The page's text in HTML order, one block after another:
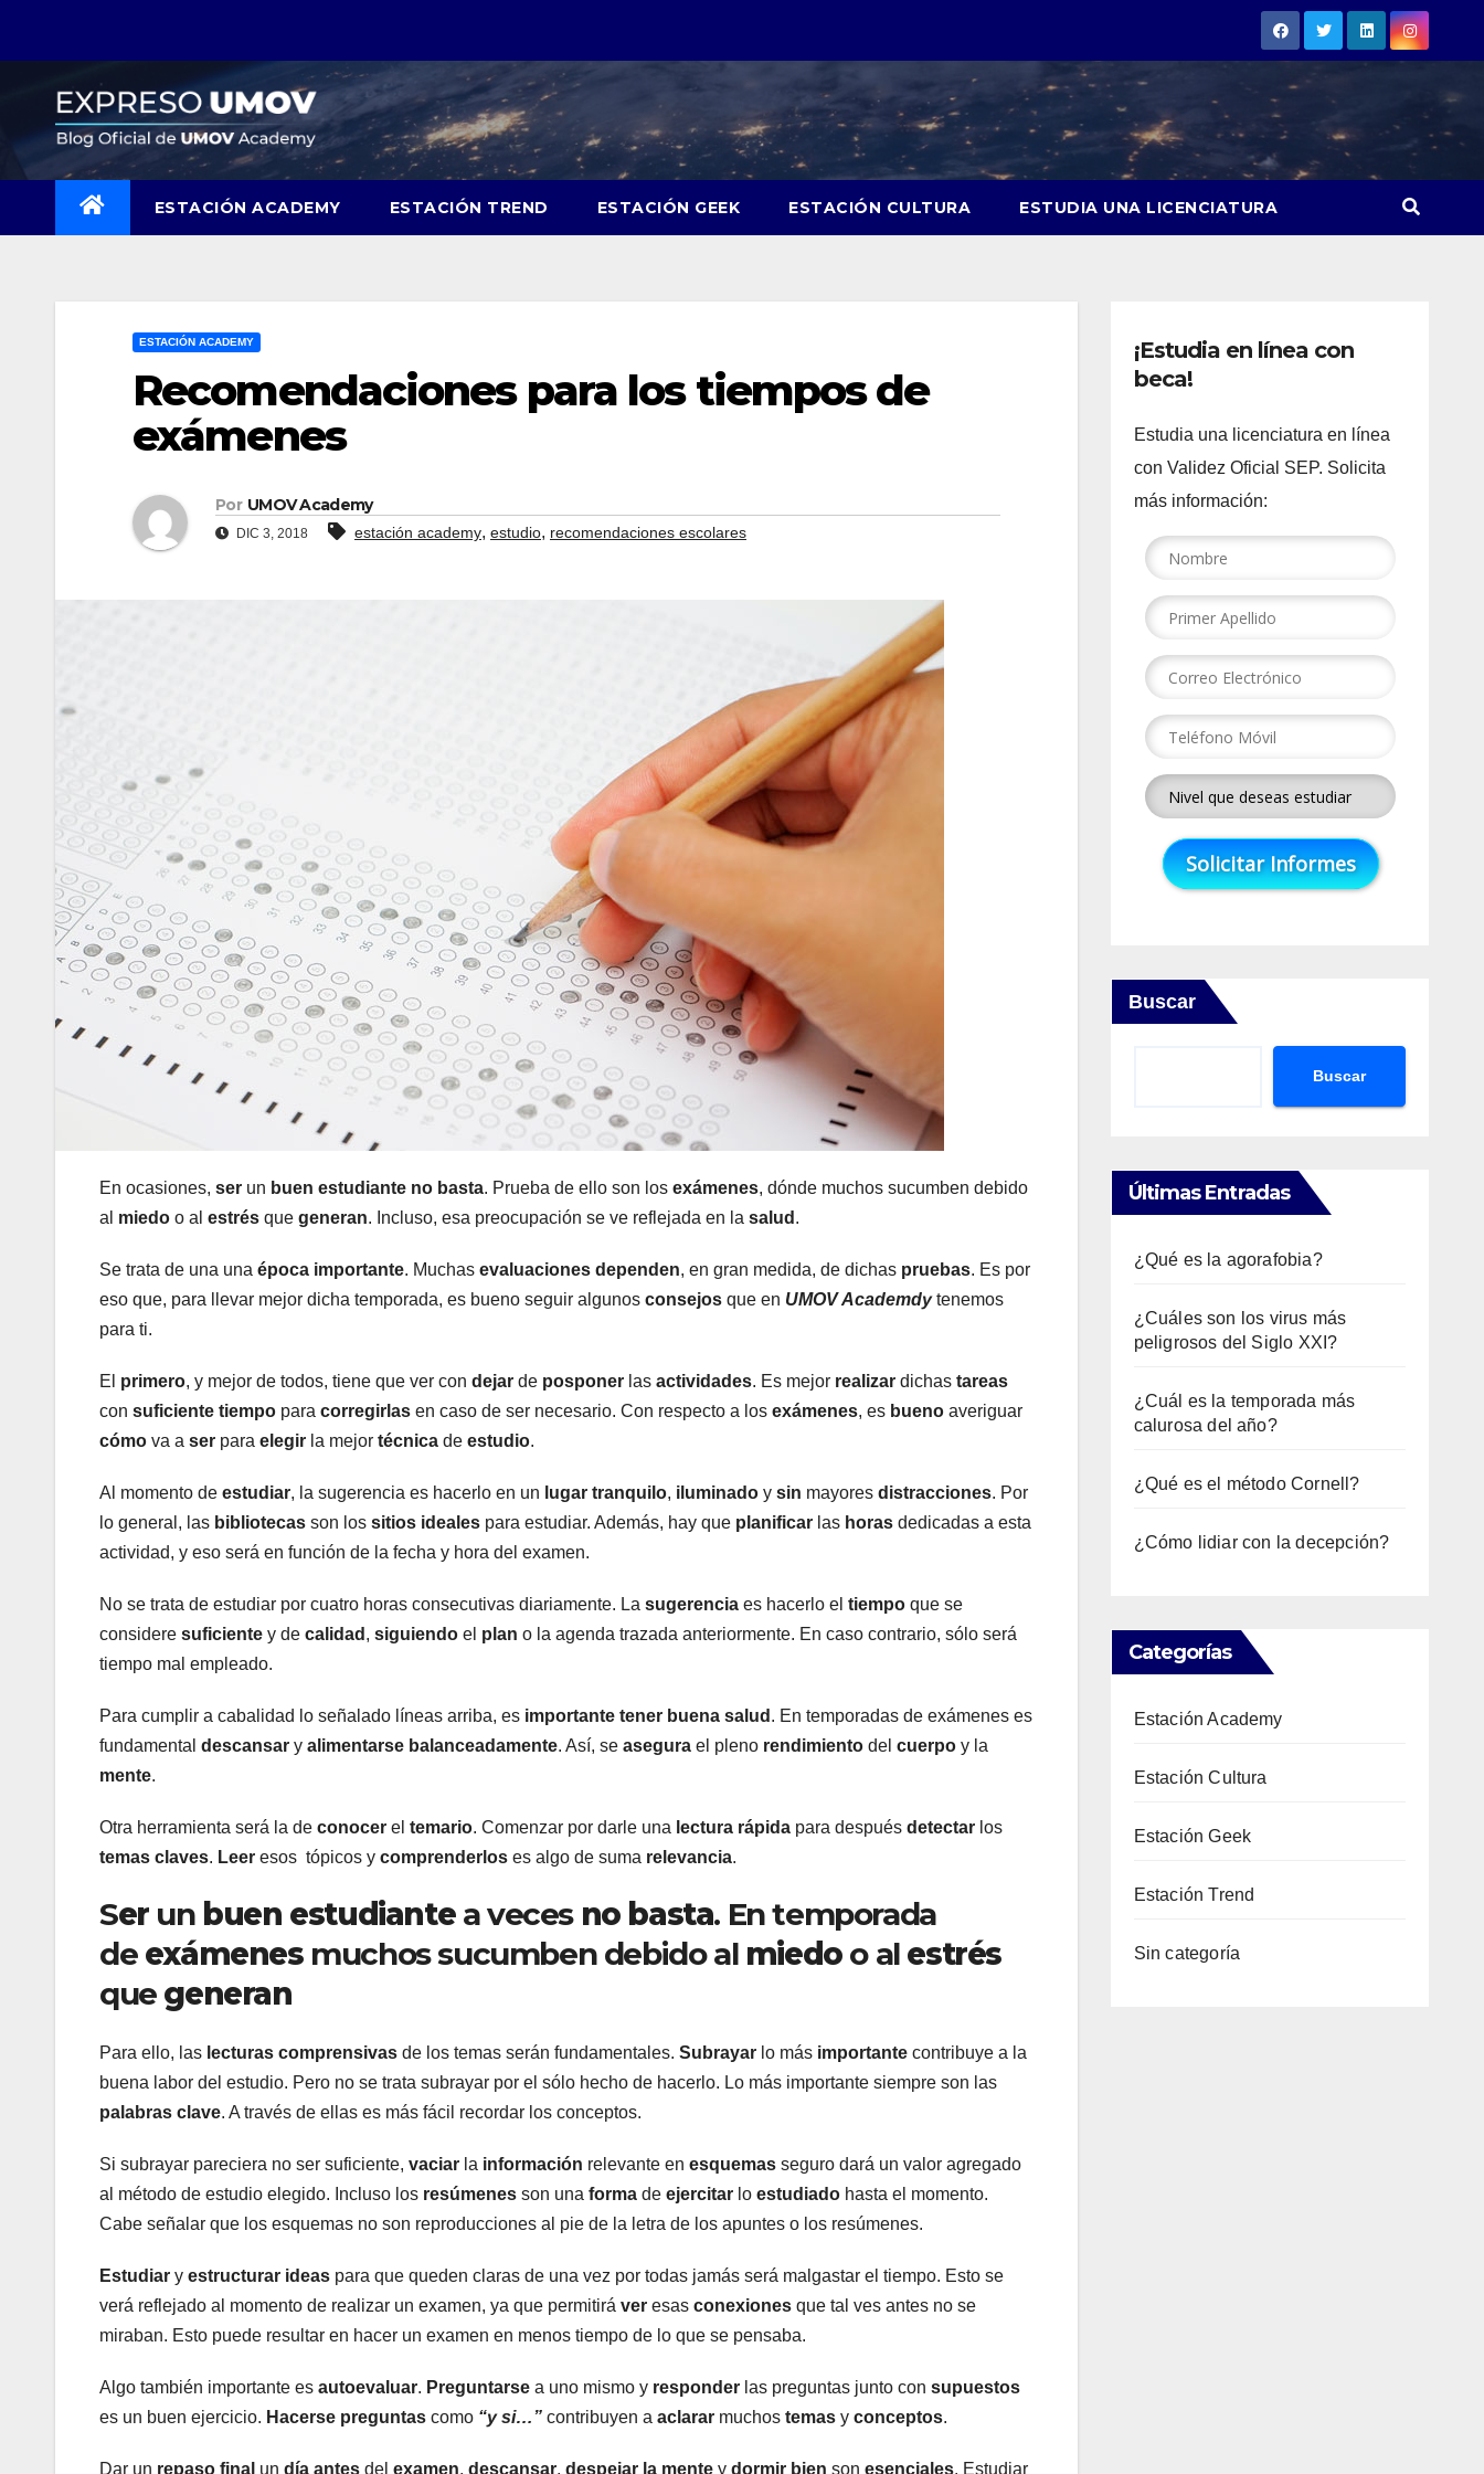
ESTACIÓN ACADEMY ESTACIÓN TREND ESTACIÓN GEEK ESTACIÓN CULTURA ESTUDIA UNA LICENCIATURA
ESTACIÓN ACADEMY
Recomendaciones para los tiempos de
exámenes
Por UMOV Academy
DIC 3, 2018 estación academy, estudio, recomendaciones escolares
En ocasiones, ser un buen estudiante no basta. Prueba de ello son los exámenes, dónde muchos sucumben debido
al miedo o al estrés que generan. Incluso, esa preocupación se ve reflejada en la salud .
Se trata de una una época importante. Muchas evaluaciones dependen, en gran medida, de dichas pruebas. Es por
eso que, para llevar mejor dicha temporada, es bueno seguir algunos consejos que en UMOV Academdytenemos
para ti.
El primero, y mejor de todos, tiene que ver con dejar de posponer las actividades. Es mejor realizar dichas tareas
con suficiente tiempo para corregirlas en caso de ser necesario. Con respecto a los exámenes, es bueno averiguar
cómo va a ser para elegir la mejor técnica de estudio.
Al momento de estudiar, la sugerencia es hacerlo en un lugar tranquilo, iluminado y sin mayores distracciones. Por
lo general, las bibliotecas son los sitios ideales para estudiar. Además, hay que planificar las horas dedicadas a esta
actividad, y eso será en función de la fecha y hora del examen.
No se trata de estudiar por cuatro horas consecutivas diariamente. La sugerencia es hacerlo el tiempo que se
considere suficiente y de calidad , siguiendo el plan o la agenda trazada anteriormente. En caso contrario, sólo será
tiempo mal empleado.
Para cumplir a cabalidad lo señalado líneas arriba, es importante tener buena salud . En temporadas de exámenes es
fundamental descansar y alimentarse balanceadamente. Así, se asegura el pleno rendimiento del cuerpo y la
mente.
Otra herramienta será la de conocer el temario. Comenzar por darle una lectura rápida para después detectar los
temas claves. Leer esos tópicos y comprenderlos es algo de suma relevancia.
Serun buen estudiantea veces no basta. En temporada
de exámenesmuchos sucumben debido al miedoo al estrés
que generan
Para ello, las lecturas comprensivas de los temas serán fundamentales. Subrayar lo más importante contribuye a la
buena labor del estudio. Pero no se trata subrayar por el sólo hecho de hacerlo. Lo más importante siempre son las
palabras clave. A través de ellas es más fácil recordar los conceptos.
Si subrayar pareciera no ser suficiente, vaciar la información relevante en esquemas seguro dará un valor agregado
al método de estudio elegido. Incluso los resúmenes son una forma de ejercitar lo estudiado hasta el momento.
Cabe señalar que los esquemas no son reproducciones al pie de la letra de los apuntes o los resúmenes.
Estudiar y estructurar ideas para que queden claras de una vez por todas jamás será malgastar el tiempo. Esto se
verá reflejado al momento de realizar un examen, ya que permitirá ver esas conexiones que tal ves antes no se
miraban. Esto puede resultar en hacer un examen en menos tiempo de lo que se pensaba.
Algo también importante es autoevaluar. Preguntarse a uno mismo y responder las preguntas junto con supuestos
es un buen ejercicio. Hacerse preguntas como “y si…” contribuyen a aclarar muchos temas y conceptos.
Dar un repaso final un día antes del examen, descansar, despejar la mente y dormir bien son esenciales. Estudiar
¡Estudia en línea con
beca!
Estudia una licenciatura en línea
con Validez Oficial SEP. Solicita
más información:
Buscar
Buscar
Últimas Entradas
¿Qué es la agorafobia?
¿Cuáles son los virus más
peligrosos del Siglo XXI?
¿Cuál es la temporada más
calurosa del año?
¿Qué es el método Cornell?
¿Cómo lidiar con la decepción?
Categorías
Estación Academy
Estación Cultura
Estación Geek
Estación Trend
Sin categoría